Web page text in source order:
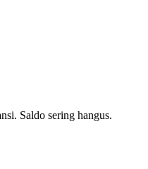
Saldo sering hangus.